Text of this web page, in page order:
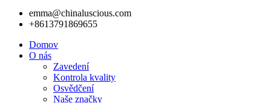
emma@chinaluscious.com
+8613791869655
Domov
O nás
Zavedení
Kontrola kvality
Osvědčení
Naše značky